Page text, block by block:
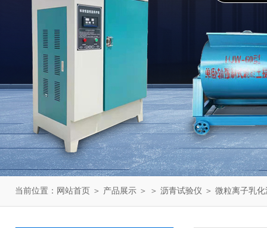
当前位置： 网站首页 ＞ 产品展示 ＞ ＞ 沥青试验仪 ＞ 微粒离子乳